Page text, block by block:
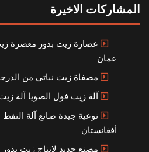
المشاركات الاخيرة
عصارة زيت بذور معصرة
عمان
مصفاة زيت نباتي من
آلة زيت فول الصويا آلة
نوعية جيدة صانع آلة
أفغانستان
مصنع جديد لإنتاج زيت